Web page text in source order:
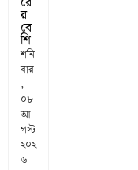
র
বে
শি
শনি
বার
,
০৮
আ
গস্ট
২০২
৬